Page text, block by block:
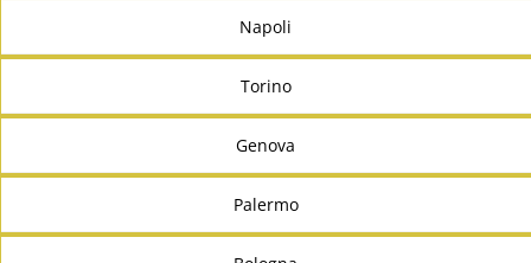
Napoli
Torino
Genova
Palermo